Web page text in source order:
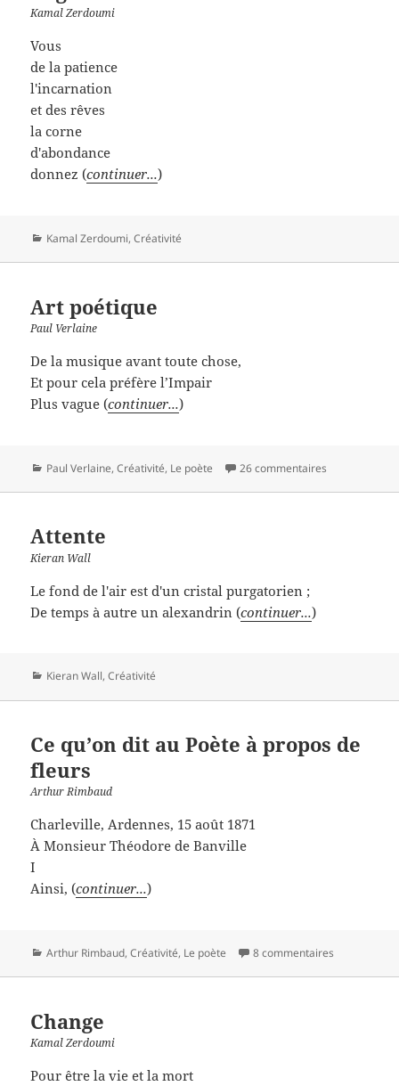
Kamal Zerdoumi
Vous
de la patience
l'incarnation
et des rêves
la corne
d'abondance
donnez (continuer...)
Catégories
Kamal Zerdoumi,Créativité
Art poétique
Paul Verlaine
De la musique avant toute chose,
Et pour cela préfère l’Impair
Plus vague (continuer...)
Catégories
Paul Verlaine,Créativité, Le poète 26 commentaires
Attente
Kieran Wall
Le fond de l'air est d'un cristal purgatorien ;
De temps à autre un alexandrin (continuer...)
Catégories
Kieran Wall,Créativité
Ce qu’on dit au Poète à propos de
fleurs
Arthur Rimbaud
Charleville, Ardennes, 15 août 1871
À Monsieur Théodore de Banville
I
Ainsi, (continuer...)
Catégories
Arthur Rimbaud,Créativité, Le poète 8 commentaires
Change
Kamal Zerdoumi
Pour être la vie et la mort